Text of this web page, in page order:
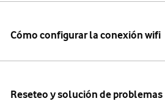
Cómo configurar la conexión wifi
Reseteo y solución de problemas